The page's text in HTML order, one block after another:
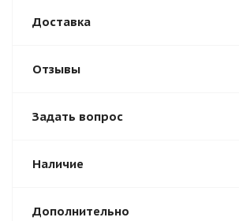
Доставка
Отзывы
Задать вопрос
Наличие
Дополнительно